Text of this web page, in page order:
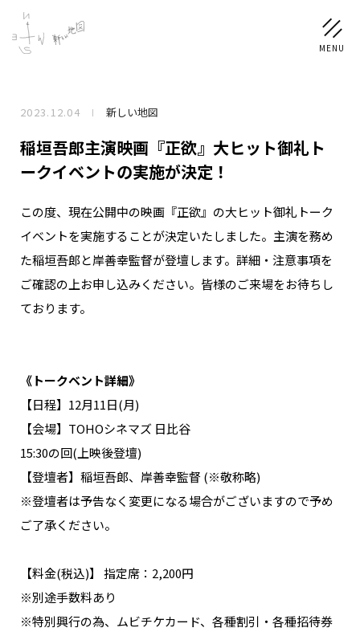
NEWS
SCHEDULE
PROFILE
稲垣 吾郎 草彅 剛 香取 慎吾
DISCOGRAPHY
NAKAMA入会
CHIZULOG
FAQ
メールマガジン登録/解除
2023.12.04 新しい地図
稲垣吾郎主演映画『正欲』大ヒット御礼ト
ークイベントの実施が決定！
この度、現在公開中の映画『正欲』の大ヒット御礼トーク
イベントを実施することが決定いたしました。主演を務め
た稲垣吾郎と岸善幸監督が登壇します。詳細・注意事項を
ご確認の上お申し込みください。皆様のご来場をお待ちし
ております。
《トークベント詳細》
【日程】12月11日(月)
【会場】TOHOシネマズ 日比谷
15:30の回(上映後登壇)
【登壇者】稲垣吾郎、岸善幸監督 (※敬称略)
※登壇者は予告なく変更になる場合がございますので予め
ご了承ください。
【料金(税込)】 指定席：2,200円
※別途手数料あり
※特別興行の為、ムビチケカード、各種割引・各種招待券